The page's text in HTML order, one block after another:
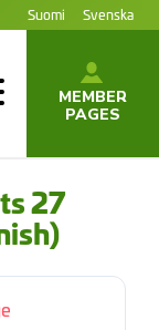
Suomi Svenska
MEMBER
PAGES
27